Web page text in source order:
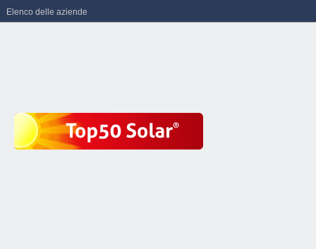
Elenco delle aziende